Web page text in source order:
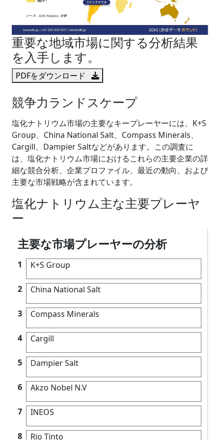
重要な地域市場に関する分析結果
を入手します。
PDFをダウンロード
競争力ランドスケープ
塩化ナトリウム市場の主要なキープレーヤーには、K+S
Group、China National Salt、Compass Minerals、
Cargill、Dampier Saltなどがあります。この調査に
は、塩化ナトリウム市場におけるこれらの主要企業の詳
細な競合分析、企業プロファイル、最近の動向、および
主要な市場戦略が含まれています。
塩化ナトリウム主な主要プレーヤ
ー
主要な市場プレーヤーの分析
1 K+S Group
2 China National Salt
3 Compass Minerals
4 Cargill
5 Dampier Salt
6 Akzo Nobel N.V
7 INEOS
8 Rio Tinto